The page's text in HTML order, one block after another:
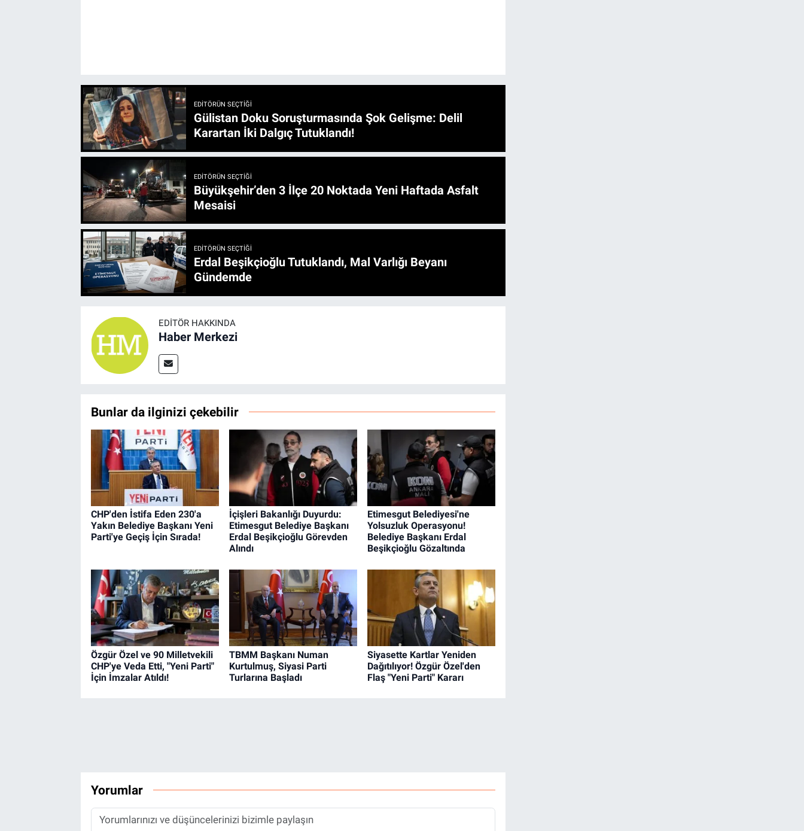
EDITÖRÜN SEÇTIĞI
Gülistan Doku Soruşturmasında Şok Gelişme: Delil
Karartan İki Dalgıç Tutuklandı!
EDITÖRÜN SEÇTIĞI
Büyükşehir’den 3 İlçe 20 Noktada Yeni Haftada Asfalt
Mesaisi
EDITÖRÜN SEÇTIĞI
Erdal Beşikçioğlu Tutuklandı, Mal Varlığı Beyanı
Gündemde
EDITÖR HAKKINDA
Haber Merkezi
Bunlar da ilginizi çekebilir
CHP'den İstifa Eden 230'a
Yakın Belediye Başkanı Yeni
Parti'ye Geçiş İçin Sırada!
İçişleri Bakanlığı Duyurdu:
Etimesgut Belediye Başkanı
Erdal Beşikçioğlu Görevden
Alındı
Etimesgut Belediyesi'ne
Yolsuzluk Operasyonu!
Belediye Başkanı Erdal
Beşikçioğlu Gözaltında
Özgür Özel ve 90 Milletvekili
CHP'ye Veda Etti, "Yeni Parti"
İçin İmzalar Atıldı!
TBMM Başkanı Numan
Kurtulmuş, Siyasi Parti
Turlarına Başladı
Siyasette Kartlar Yeniden
Dağıtılıyor! Özgür Özel'den
Flaş "Yeni Parti" Kararı
Yorumlar